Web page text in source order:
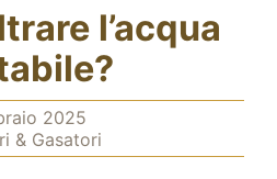
l’acqua
2025
& Gasatori